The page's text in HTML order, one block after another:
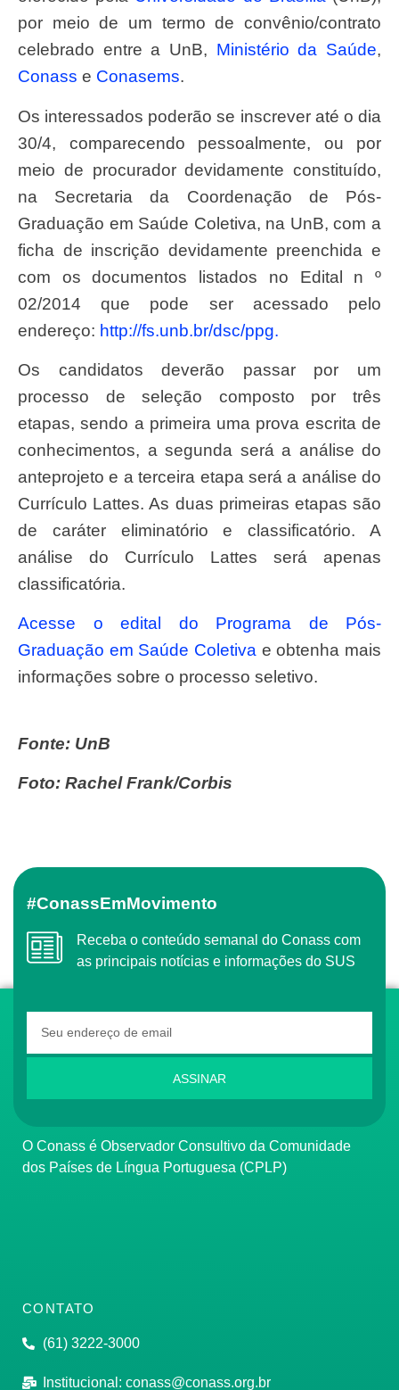
por meio de um termo de convênio/contrato
celebrado entre a UnB, Ministério da Saúde,
Conass e Conasems.
Os interessados poderão se inscrever até o dia
30/4, comparecendo pessoalmente, ou por
meio de procurador devidamente constituído,
na Secretaria da Coordenação de Pós-
Graduação em Saúde Coletiva, na UnB, com a
ficha de inscrição devidamente preenchida e
com os documentos listados no Edital n º
02/2014 que pode ser acessado pelo
endereço: http://fs.unb.br/dsc/ppg.
Os candidatos deverão passar por um
processo de seleção composto por três
etapas, sendo a primeira uma prova escrita de
conhecimentos, a segunda será a análise do
anteprojeto e a terceira etapa será a análise do
Currículo Lattes. As duas primeiras etapas são
de caráter eliminatório e classificatório. A
análise do Currículo Lattes será apenas
classificatória.
Acesse o edital do Programa de Pós-
Graduação em Saúde Coletiva e obtenha mais
informações sobre o processo seletivo.
Fonte: UnB
Foto: Rachel Frank/Corbis
#ConassEmMovimento
Receba o conteúdo semanal do Conass com
as principais notícias e informações do SUS
ASSINAR
O Conass é Observador Consultivo da Comunidade
dos Países de Língua Portuguesa (CPLP)
CONTATO
(61) 3222-3000
Institucional: conass@conass.org.br